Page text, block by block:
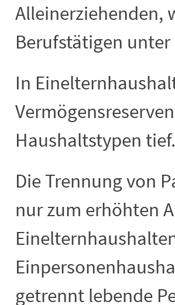
Alleinerziehenden,
Berufstätigen
In
Haushaltstypen tief.
Die Trennung von
nur zum erhöhten
getrennt lebende